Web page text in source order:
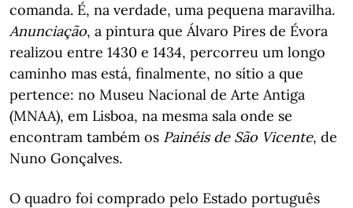
comanda. É, na verdade, uma pequena maravilha.
Anunciação, a pintura que Álvaro Pires de Évora
realizou entre 1430 e 1434, percorreu um longo
caminho mas está, finalmente, no sítio a que
pertence: no Museu Nacional de Arte Antiga
(MNAA), em Lisboa, na mesma sala onde se
encontram também os Painéis de São Vicente, de
Nuno Gonçalves.
O quadro foi comprado pelo Estado português